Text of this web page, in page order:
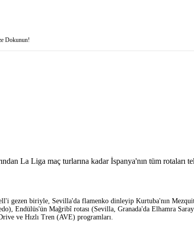
Dokunun!
La Liga maç turlarına kadar İspanya'nın tüm rotaları
gezen biriyle, Sevilla'da flamenko dinleyip Kurtuba'nın
Endülüs'ün Mağribî rotası (Sevilla, Granada'da Elhamra
ve Hızlı Tren (AVE) programları.